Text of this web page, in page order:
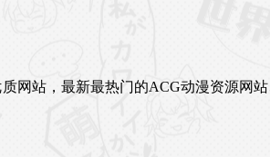
网站，最新最热门的ACG动漫资源网